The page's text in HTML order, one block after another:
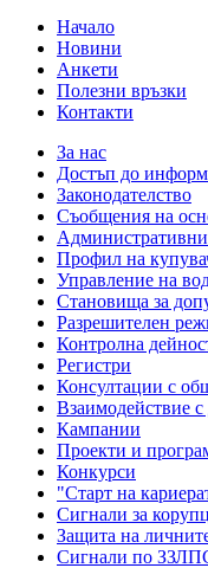
Начало
Новини
Анкети
Полезни връзки
Контакти
За нас
Достъп до
Законодателство
Съобщения на
Профил на
Управление на
Становища за
Разрешителен
Контролна
Регистри
Консултации с
Взаимодействие
Кампании
Проекти и
Конкурси
"Старт на
Сигнали за
Защита на
Сигнали по